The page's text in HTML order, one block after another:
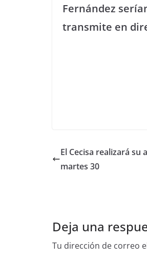
Fernández
transmite en
El Cecisa realizará
martes 30
Deja una
Tu dirección de correo